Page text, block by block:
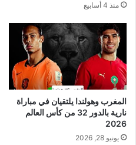
منذ 4 أسابيع
المغرب وهولندا يلتقيان في مباراة
نارية بالدور 32 من كأس العالم
2026
يونيو 28, 2026